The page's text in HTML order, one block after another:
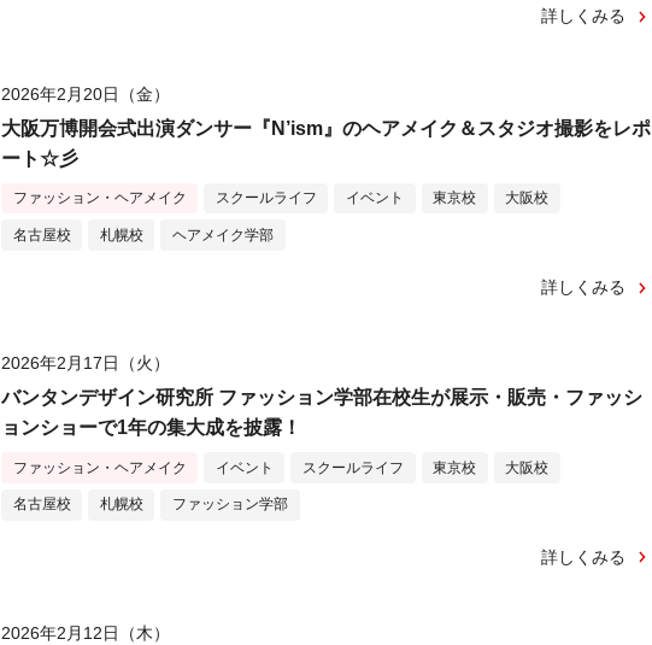
詳しくみる
2026年2月20日（金）
大阪万博開会式出演ダンサー『N’ism』のヘアメイク＆スタジオ撮影をレポ
ート☆彡
ファッション・ヘアメイク スクールライフ イベント 東京校 大阪校
名古屋校 札幌校 ヘアメイク学部
詳しくみる
2026年2月17日（火）
バンタンデザイン研究所 ファッション学部在校生が展示・販売・ファッシ
ョンショーで1年の集大成を披露！
ファッション・ヘアメイク イベント スクールライフ 東京校 大阪校
名古屋校 札幌校 ファッション学部
詳しくみる
2026年2月12日（木）